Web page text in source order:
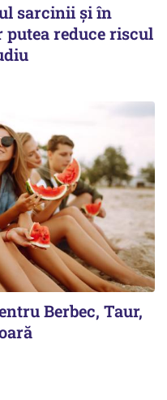
sarcinii și în
reduce riscul
Berbec, Taur,